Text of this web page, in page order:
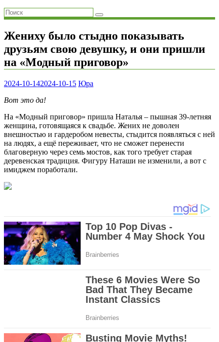
Жениху было стыдно показывать
друзьям свою девушку, и они пришли
на «Модный приговор»
2024-10-142024-10-15 Юра
Вот это да!
На «Модный приговор» пришла Наталья – пышная 39-летняя
женщина, готовящаяся к свадьбе. Жених не доволен
внешностью и гардеробом невесты, стыдится появляться с ней
на людях, а ещё переживает, что не сможет перенести
благоверную через семь мостов, как того требует старая
деревенская традиция. Фигуру Наташи не изменили, а вот с
имиджем поработали.